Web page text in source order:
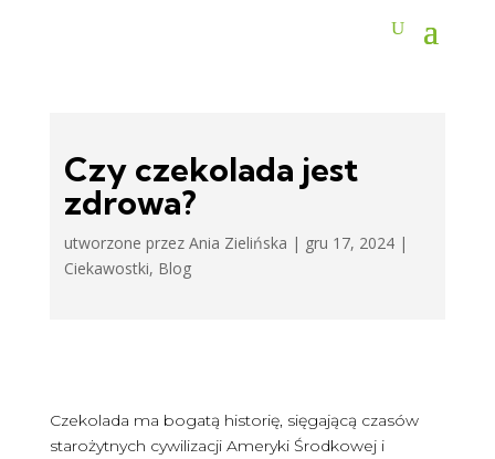
Czy czekolada jest
zdrowa?
utworzone przezAnia Zielińska | gru 17, 2024 |
Ciekawostki, Blog
Czekolada ma bogatą historię, sięgającą czasów
starożytnych cywilizacji Ameryki Środkowej i